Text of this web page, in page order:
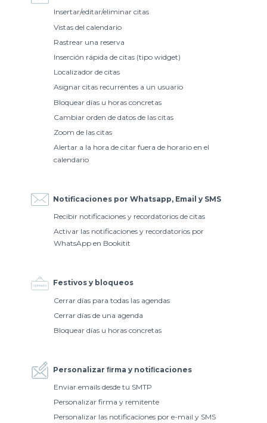
Insertar/editar/eliminar citas
Vistas del calendario
Rastrear una reserva
Inserción rápida de citas (tipo widget)
Localizador de citas
Asignar citas recurrentes a un usuario
Bloquear días u horas concretas
Cambiar orden de datos de las citas
Zoom de las citas
Alertar a la hora de citar fuera de horario en el
calendario
Notificaciones por Whatsapp, Email y SMS
Recibir notificaciones y recordatorios de citas
Activar las notificaciones y recordatorios por
WhatsApp en Bookitit
Festivos y bloqueos
Cerrar días para todas las agendas
Cerrar días de una agenda
Bloquear días u horas concretas
Personalizar ﬁrma y notiﬁcaciones
Enviar emails desde tu SMTP
Personalizar firma y remitente
Personalizar las notificaciones por e-mail y SMS